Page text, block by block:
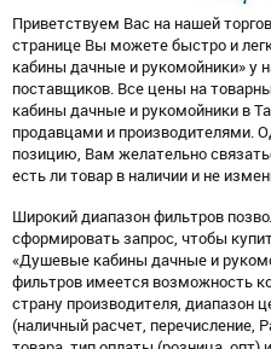
Приветствуем Вас на нашей
странице Вы можете быстро и
кабины дачные и рукомойники» у
поставщиков. Все цены на
кабины дачные и рукомойники в
продавцами и производителями.
позицию, Вам желательно
есть ли товар в наличии и не
Широкий диапазон фильтров
сформировать запрос, чтобы
«Душевые кабины дачные и
фильтров имеется возможность
страну производителя, диапазон
(наличный расчет, перечисление,